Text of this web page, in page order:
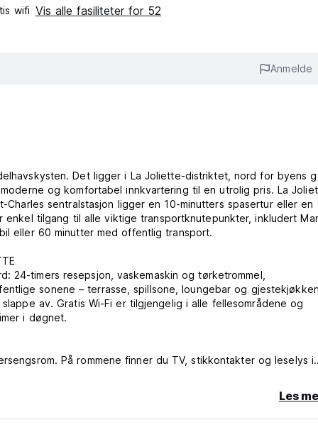
wifi‎ Vis alle fasiliteter for 52
Anmelde
Det ligger i La Joliette-distriktet, nord for byens
og komfortabel innkvartering til en utrolig pris. La
sentralstasjon ligger en 10-minutters spasertur eller en
tilgang til alle viktige transportknutepunkter, inkludert
eller 60 minutter med offentlig transport.
24-timers resepsjon, vaskemaskin og tørketrommel,
sonene – terrasse, spillsone, loungebar og
av. Gratis Wi-Fi er tilgjengelig i alle fellesområdene og
i døgnet.
På rommene finner du TV, stikkontakter og leselys i
og alltid glade for å hjelpe. Kom innom, si hei, de
Les